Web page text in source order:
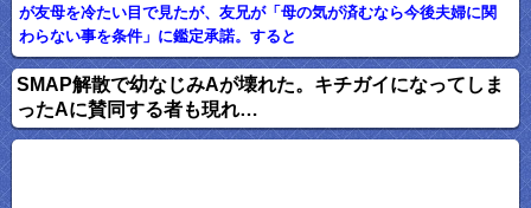
が友母を冷たい目で見たが、友兄が「母の気が済むなら今後夫婦に関
わらない事を条件」に鑑定承諾。すると
SMAP解散で幼なじみAが壊れた。キチガイになってしま
ったAに賛同する者も現れ…